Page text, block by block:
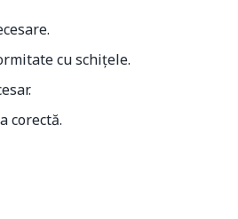
cu schițele.
corectă.